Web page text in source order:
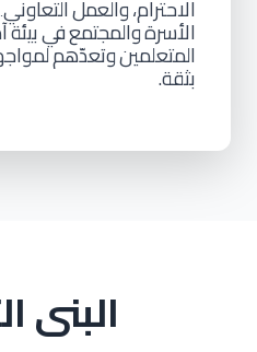
الاحترام،والعملالتعاوني .
الأسرةوالمجتمعفي بيئة
المتعلمينوتعدّهم
بثقة.
البنى